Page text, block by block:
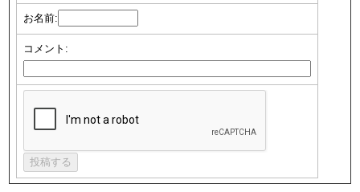
お名前:
コメント: